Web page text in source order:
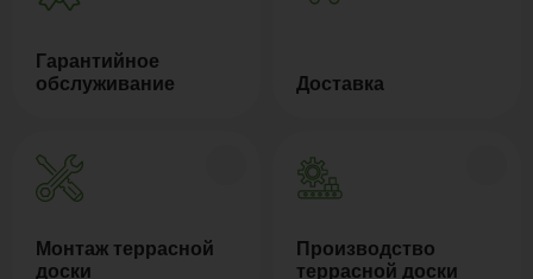
Гарантийное
обслуживание
Доставка
Монтаж террасной
доски
Производство
террасной доски